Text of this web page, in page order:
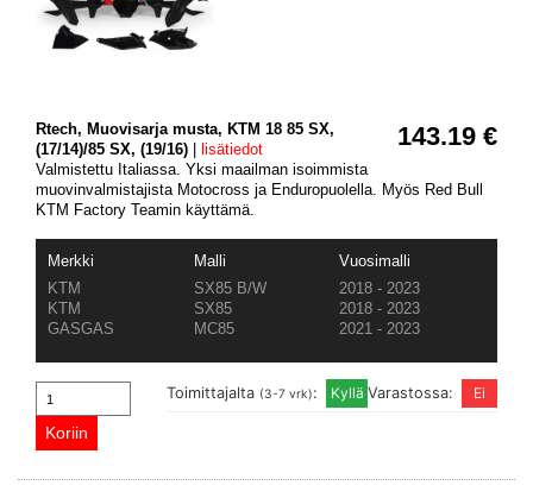
143.19 €
Rtech, Muovisarja musta, KTM 18 85 SX,
(17/14)/85 SX, (19/16)
lisätiedot
Valmistettu Italiassa. Yksi maailman isoimmista
muovinvalmistajista Motocross ja Enduropuolella. Myös Red Bull
KTM Factory Teamin käyttämä.
Merkki Malli
Vuosimalli
KTM
SX85 B/W
2018 - 2023
KTM
SX85
2018 - 2023
GASGAS
MC85 2021 - 2023
Varastossa:
Toimittajalta (3-7 vrk):